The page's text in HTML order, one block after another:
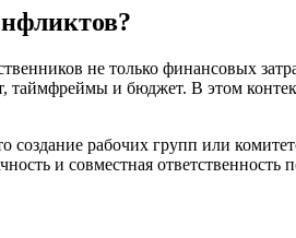
не только финансовых
таймфреймы и бюджет. В этом
рабочих групп или
и совместная